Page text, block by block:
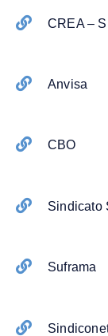
CREA –
Anvisa
CBO
Sindicato
Suframa